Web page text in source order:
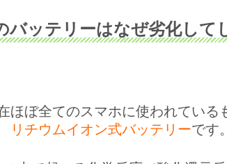
バッテリーはなぜ劣化して
ほぼ全てのスマホに使われている
リチウムイオン式バッテリーです。